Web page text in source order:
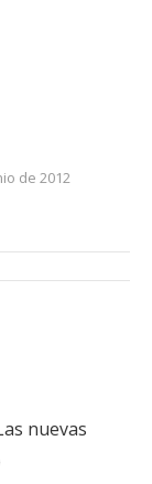
de 2012
nuevas